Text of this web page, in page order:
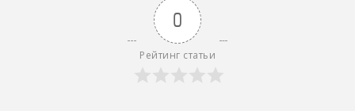
0
Рейтинг статьи